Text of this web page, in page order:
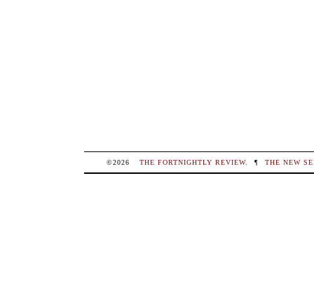
©2026 THE FORTNIGHTLY REVIEW. ¶ THE NEW